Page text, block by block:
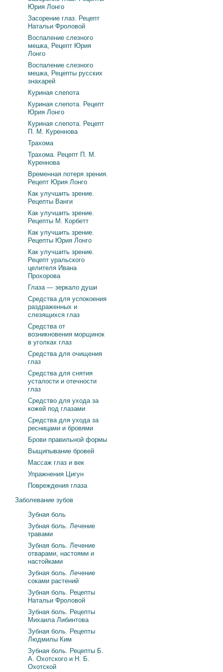
Юрия Лонго
Засорение глаз. Рецепт
Натальи Фроловой
Воспаление слезного
мешка, Рецепт Юрия
Лонго
Воспаление слезного
мешка, Рецепты русских
знахарей
Куриная слепота
Куриная слепота. Рецепт
Юрия Лонго
Куриная слепота. Рецепт
П. М. Куреннова
Трахома
Трахома. Рецепт П. М.
Куреннова
Временная потеря зрения.
Рецепт Юрия Лонго
Как улучшить зрение.
Рецепты Ванги
Как улучшить зрение.
Рецепты М. Корбетт
Как улучшить зрение.
Рецепты Юрия Лонго
Как улучшить зрение.
Рецепт уральского
целителя Ивана
Прохорова
Глаза — зеркало души
Средства для успокоения
раздраженных и
слезящихся глаз
Средства от
возникновения морщинок
в уголках глаз
Средства для очищения
глаз
Средства для снятия
усталости и отечности
глаз
Средство для ухода за
кожей под глазами
Средства для ухода за
ресницами и бровями
Брови правильной формы
Выщипывание бровей
Массаж глаз и век
Упражнения Цигун
Повреждения глаза
Заболевание зубов
Зубная боль
Зубная боль. Лечение
травами
Зубная боль. Лечение
отварами, настоями и
настойками
Зубная боль. Лечение
соками растений
Зубная боль. Рецепты
Натальи Фроловой
Зубная боль. Рецепты
Михаила Либинтова
Зубная боль. Рецепты
Людмилы Ким
Зубная боль. Рецепты Б.
А. Охотского и Н. Б.
Охотской